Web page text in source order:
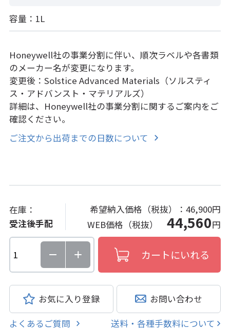
容量：1L
Honeywell社の事業分割に伴い、順次ラベルや各書類
のメーカー名が変更になります。
変更後：Solstice Advanced Materials（ソルスティ
ス・アドバンスト・マテリアルズ）
詳細は、Honeywell社の事業分割に関するご案内をご
確認ください。
ご注文から出荷までの日数について
在庫：
受注後手配
希望納入価格（税抜）：46,900円
WEB価格（税抜）44,560円
お気に入り登録 お問い合わせ
よくあるご質問 送料・各種手数料について